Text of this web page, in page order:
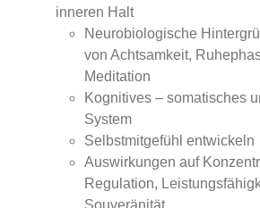
inneren Halt
Neurobiologische
von Achtsamkeit,
Meditation
Kognitives – somatisches
System
Selbstmitgefühl entwickeln
Auswirkungen auf
Regulation,